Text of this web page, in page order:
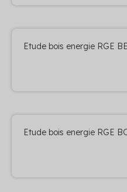
Etude bois energie RGE
Etude bois energie RGE